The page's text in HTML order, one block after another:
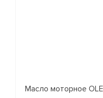
Масло моторное